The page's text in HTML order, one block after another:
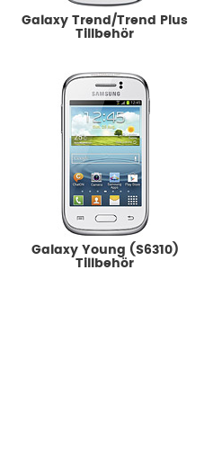
Galaxy Trend/Trend Plus
Tillbehör
Galaxy Young (S6310)
Tillbehör